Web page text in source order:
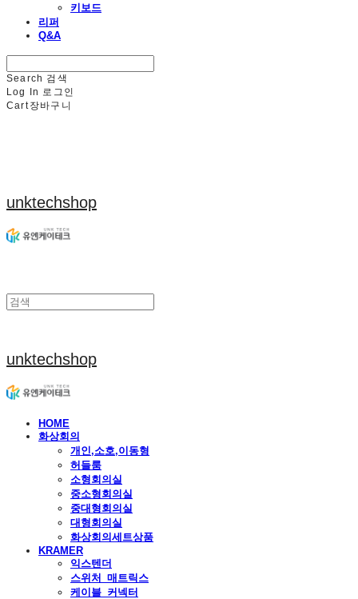
키보드
리퍼
Q&A
Search 검색
Log In 로그인
Cart장바구니
unktechshop
unktechshop
HOME
화상회의
개인,소호,이동형
허들룸
소형회의실
중소형회의실
중대형회의실
대형회의실
화상회의세트상품
KRAMER
익스텐더
스위처_매트릭스
케이블_커넥터